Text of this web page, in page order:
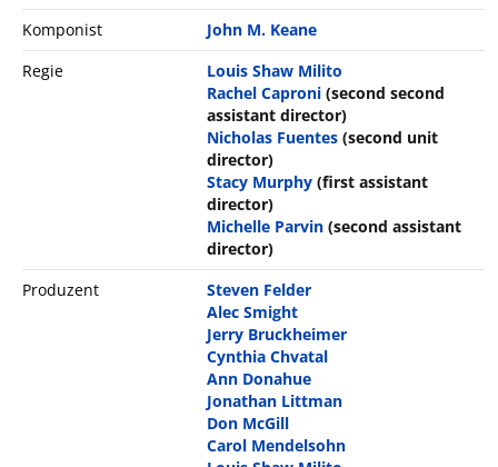
Komponist
John M. Keane
Regie
Louis Shaw Milito
Rachel Caproni (second second
assistant director)
Nicholas Fuentes (second unit
director)
Stacy Murphy (first assistant
director)
Michelle Parvin (second assistant
director)
Produzent
Steven Felder
Alec Smight
Jerry Bruckheimer
Cynthia Chvatal
Ann Donahue
Jonathan Littman
Don McGill
Carol Mendelsohn